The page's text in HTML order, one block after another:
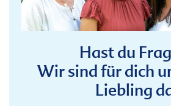
Hast du
Wir sind für dich
Liebling